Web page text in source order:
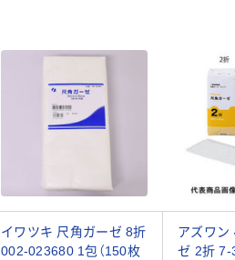
イワツキ 尺角ガーゼ 8折
002-023680 1包（150枚
アズワン
ゼ 2折 7-